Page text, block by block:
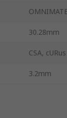
30.28mm
CSA, cURus
3.2mm